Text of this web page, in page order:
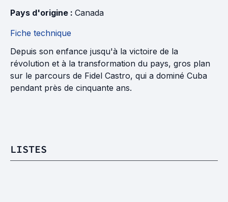
Pays d'origine : Canada
Fiche technique
Depuis son enfance jusqu'à la victoire de la
révolution et à la transformation du pays, gros plan
sur le parcours de Fidel Castro, qui a dominé Cuba
pendant près de cinquante ans.
LISTES